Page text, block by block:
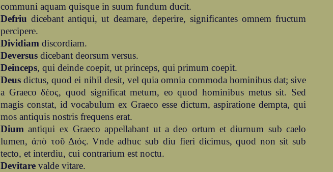
communi aquam quisque in suum fundum ducit.
Defriu dicebant antiqui, ut deamare, deperire, significantes omnem fructum
percipere.
Dividiam discordiam.
Deversus dicebant deorsum versus.
Deinceps, qui deinde coepit, ut princeps, qui primum coepit.
Deus dictus, quod ei nihil desit, vel quia omnia commoda hominibus dat; sive
a Graeco δέος, quod significat metum, eo quod hominibus metus sit. Sed
magis constat, id vocabulum ex Graeco esse dictum, aspiratione dempta, qui
mos antiquis nostris frequens erat.
Dium antiqui ex Graeco appellabant ut a deo ortum et diurnum sub caelo
lumen, ἀπὸ τοῦ Διός. Vnde adhuc sub diu fieri dicimus, quod non sit sub
tecto, et interdiu, cui contrarium est noctu.
Devitare valde vitare.